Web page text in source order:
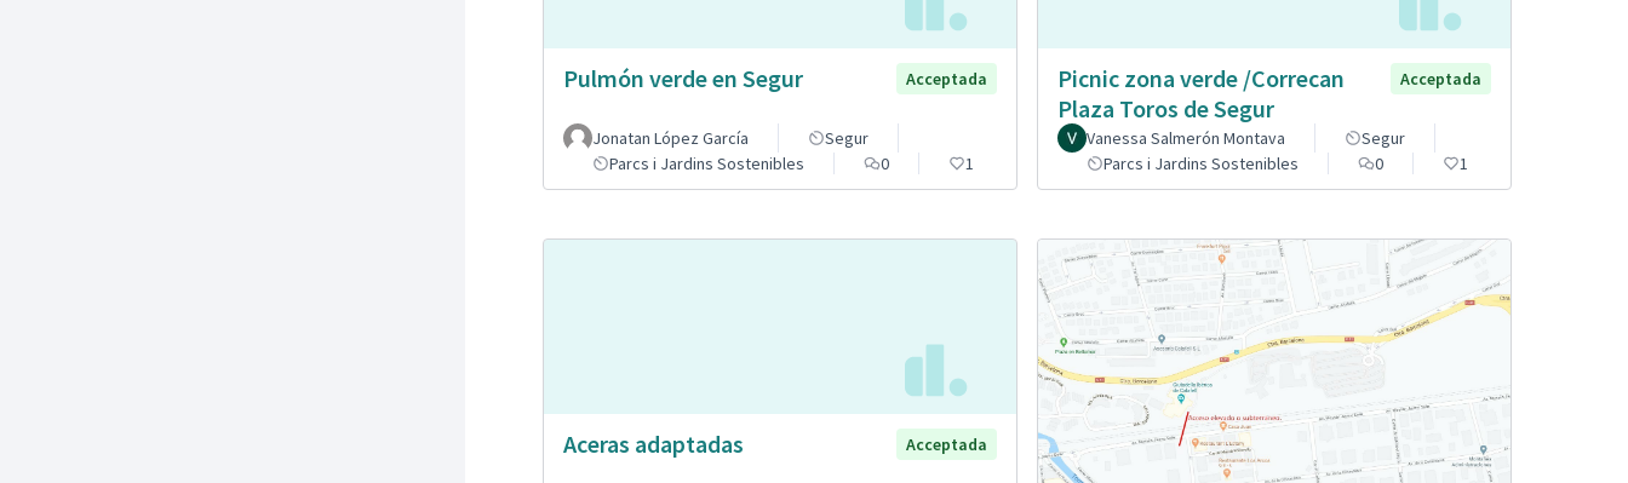
Pulmón verde en Segur Acceptada
Jonatan López García
Segur
Parcs i Jardins Sostenibles
0 1
Picnic zona verde /Correcan
Plaza Toros de Segur
Acceptada
Vanessa Salmerón Montava
Segur
Parcs i Jardins Sostenibles
0 1
Aceras adaptadas Acceptada